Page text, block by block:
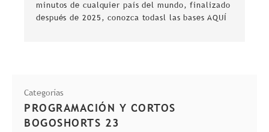
minutos de cualquier país del mundo, finalizado
después de 2025, conozca todasl las bases AQUÍ
Categorías
PROGRAMACIÓN Y CORTOS
BOGOSHORTS 23